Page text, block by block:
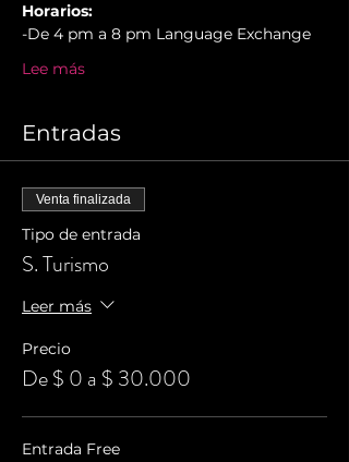
Horarios:
-De 4 pm a 8 pm Language Exchange
Lee más
Entradas
Venta finalizada
Tipo de entrada
S. Turismo
Leer más
Precio
De $ 0 a $ 30.000
Entrada Free